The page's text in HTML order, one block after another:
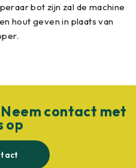
bot zijn zal de machine
hout geven in plaats van
contact met
op